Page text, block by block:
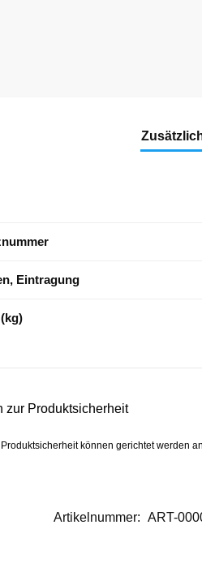
Eintragung
zur Produktsicherheit
Produktsicherheit können gerichtet werden
Artikelnummer: ART-